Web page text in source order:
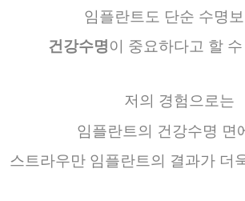
임플란트도 단순 수명
건강수명이 중요하다고 할 수
저의 경험으로는
임플란트의 건강수명 면
스트라우만 임플란트의 결과가 더